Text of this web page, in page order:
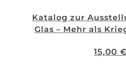
Katalog zur
Glas – Mehr als
15,00 €